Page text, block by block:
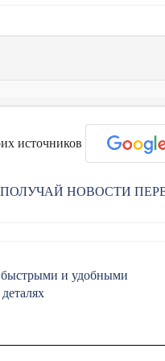
источников
НОВОСТИ
быстрыми и удобными